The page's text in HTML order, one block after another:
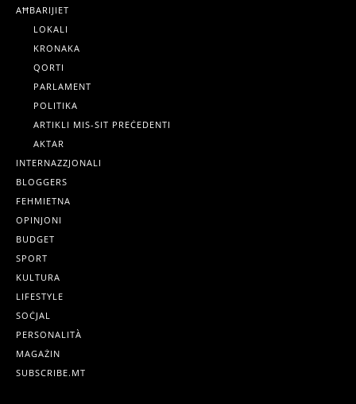
AĦBARIJIET
LOKALI
KRONAKA
QORTI
PARLAMENT
POLITIKA
ARTIKLI MIS-SIT PREĊEDENTI
AKTAR
INTERNAZZJONALI
BLOGGERS
FEHMIETNA
OPINJONI
BUDGET
SPORT
KULTURA
LIFESTYLE
SOĊJAL
PERSONALITÀ
MAGAŻIN
SUBSCRIBE.MT